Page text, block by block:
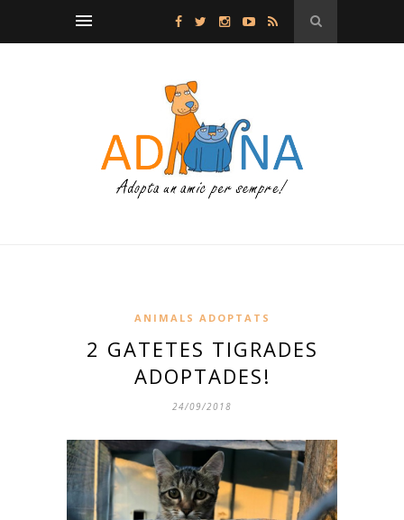
ANIMALS ADOPTATS
2 GATETES TIGRADES
ADOPTADES!
24/09/2018